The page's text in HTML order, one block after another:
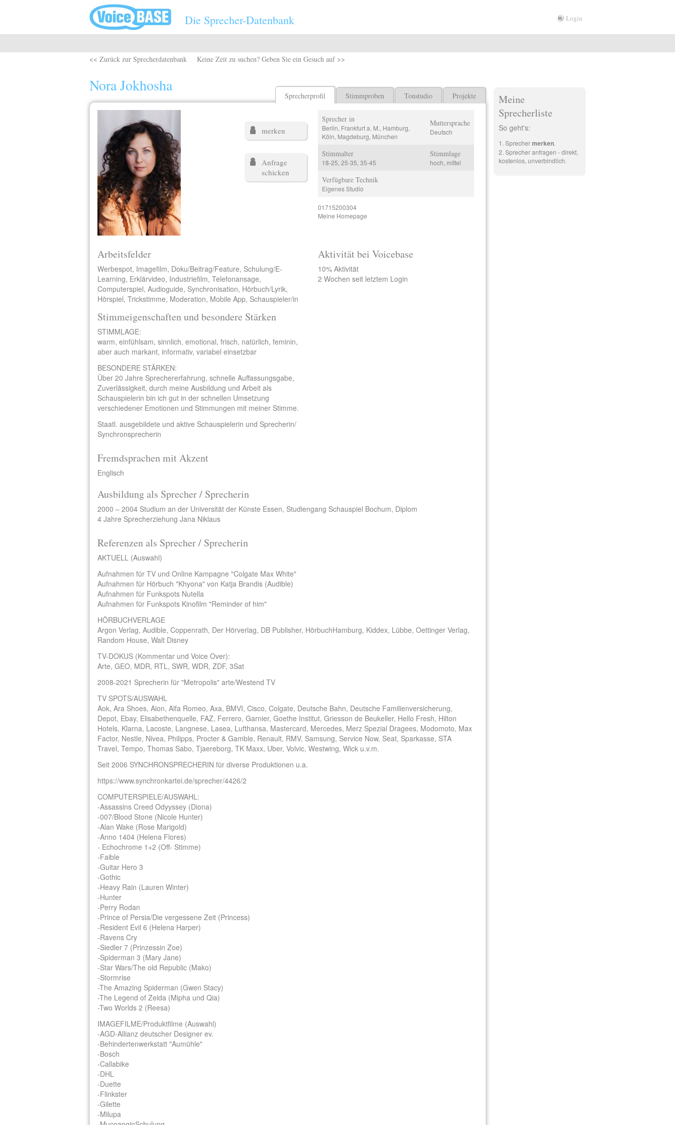
Die Sprecher-Datenbank Login
<< Zurück zur Sprecherdatenbank Keine Zeit zu suchen? Geben Sie ein Gesuch auf >>
Nora Jokhosha
Sprecherprofil Stimmproben Tonstudio Projekte
merken
Anfrage
schicken
Sprecher in
Berlin, Frankfurt a. M., Hamburg,
Köln, Magdeburg, München
Muttersprache
Deutsch
Stimmalter
18-25, 25-35, 35-45
Stimmlage
hoch, mittel
Verfügbare Technik
Eigenes Studio
01715200304
Meine Homepage
Arbeitsfelder
Werbespot, Imagefilm, Doku/Beitrag/Feature, Schulung/E-
Learning, Erklärvideo, Industriefilm, Telefonansage,
Computerspiel, Audioguide, Synchronisation, Hörbuch/Lyrik,
Hörspiel, Trickstimme, Moderation, Mobile App, Schauspieler/in
Stimmeigenschaften und besondere Stärken
STIMMLAGE:
warm, einfühlsam, sinnlich, emotional, frisch, natürlich, feminin,
aber auch markant, informativ, variabel einsetzbar
BESONDERE STÄRKEN:
Über 20 Jahre Sprechererfahrung, schnelle Auffassungsgabe,
Zuverlässigkeit, durch meine Ausbildung und Arbeit als
Schauspielerin bin ich gut in der schnellen Umsetzung
verschiedener Emotionen und Stimmungen mit meiner Stimme.
Staatl. ausgebildete und aktive Schauspielerin und Sprecherin/
Synchronsprecherin
Fremdsprachen mit Akzent
Englisch
Aktivität bei Voicebase
10% Aktivität
2 Wochen seit letztem Login
Ausbildung als Sprecher / Sprecherin
2000 – 2004 Studium an der Universität der Künste Essen, Studiengang Schauspiel Bochum, Diplom
4 Jahre Sprecherziehung Jana Niklaus
Referenzen als Sprecher / Sprecherin
AKTUELL (Auswahl)
Aufnahmen für TV und Online Kampagne "Colgate Max White"
Aufnahmen für Hörbuch "Khyona" von Katja Brandis (Audible)
Aufnahmen für Funkspots Nutella
Aufnahmen für Funkspots Kinofilm "Reminder of him"
HÖRBUCHVERLAGE
Argon Verlag, Audible, Coppenrath, Der Hörverlag, DB Publisher, HörbuchHamburg, Kiddex, Lübbe, Oettinger Verlag,
Random House, Walt Disney
TV-DOKUS (Kommentar und Voice Over):
Arte, GEO, MDR, RTL, SWR, WDR, ZDF, 3Sat
2008-2021 Sprecherin für "Metropolis" arte/Westend TV
TV SPOTS/AUSWAHL
Aok, Ara Shoes, Aion, Alfa Romeo, Axa, BMVI, Cisco, Colgate, Deutsche Bahn, Deutsche Familienversicherung,
Depot, Ebay, Elisabethenquelle, FAZ, Ferrero, Garnier, Goethe Institut, Griesson de Beukeller, Hello Fresh, Hilton
Hotels, Klarna, Lacoste, Langnese, Lasea, Lufthansa, Mastercard, Mercedes, Merz Spezial Dragees, Modomoto, Max
Factor, Nestle, Nivea, Philipps, Procter & Gamble, Renault, RMV, Samsung, Service Now, Seat, Sparkasse, STA
Travel, Tempo, Thomas Sabo, Tjaereborg, TK Maxx, Uber, Volvic, Westwing, Wick u.v.m.
Seit 2006 SYNCHRONSPRECHERIN für diverse Produktionen u.a.
https://www.synchronkartei.de/sprecher/4426/2
COMPUTERSPIELE/AUSWAHL:
-Assassins Creed Odyyssey (Diona)
-007/Blood Stone (Nicole Hunter)
-Alan Wake (Rose Marigold)
-Anno 1404 (Helena Flores)
- Echochrome 1+2 (Off- Stimme)
-Faible
-Guitar Hero 3
-Gothic
-Heavy Rain (Lauren Winter)
-Hunter
-Perry Rodan
-Prince of Persia/Die vergessene Zeit (Princess)
-Resident Evil 6 (Helena Harper)
-Ravens Cry
-Siedler 7 (Prinzessin Zoe)
-Spiderman 3 (Mary Jane)
-Star Wars/The old Republic (Mako)
-Stormrise
-The Amazing Spiderman (Gwen Stacy)
-The Legend of Zelda (Mipha und Qia)
-Two Worlds 2 (Reesa)
IMAGEFILME/Produktfilme (Auswahl)
-AGD-Allianz deutscher Designer ev.
-Behindertenwerkstatt "Aumühle"
-Bosch
-Callabike
-DHL
-Duette
-Flinkster
-Gilette
-Milupa
Meine
Sprecherliste
So geht's:
Sprechermerken.
Sprecher anfragen - direkt,
kostenlos, unverbindlich.